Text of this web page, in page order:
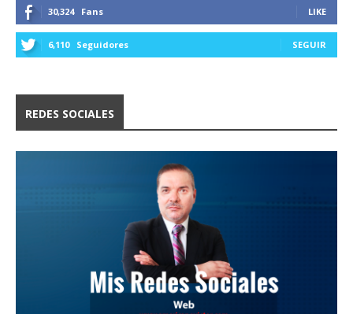
30,324 Fans LIKE
6,110 Seguidores SEGUIR
REDES SOCIALES